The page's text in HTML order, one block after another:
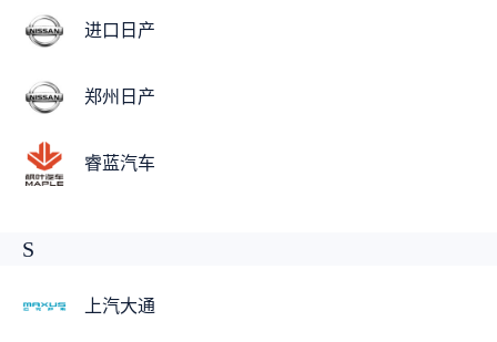
进口日产
郑州日产
睿蓝汽车
S
上汽大通